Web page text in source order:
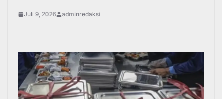
Juli 9, 2026 adminredaksi